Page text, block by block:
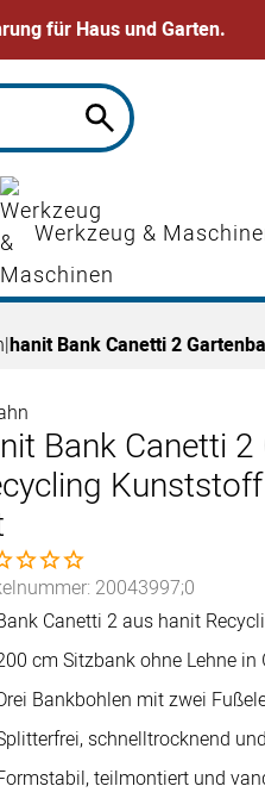
für Haus und Garten.
Werkzeug &
|hanit Bank Canetti 2
Bank Canetti
keine Bewertungen abgegeben
20043997;0
Canetti 2 aus hanit
cm Sitzbank ohne Lehne in
Bankbohlen mit zwei
schnelltrocknend
teilmontiert und